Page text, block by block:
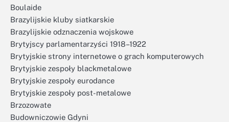
Boulaide
Brazylijskie kluby siatkarskie
Brazylijskie odznaczenia wojskowe
Brytyjscy parlamentarzyści 1918–1922
Brytyjskie strony internetowe o grach komputerowych
Brytyjskie zespoły blackmetalowe
Brytyjskie zespoły eurodance
Brytyjskie zespoły post-metalowe
Brzozowate
Budowniczowie Gdyni